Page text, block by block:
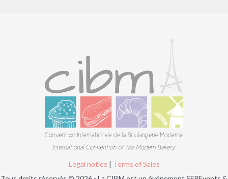
Legal notice| Terms of Sales